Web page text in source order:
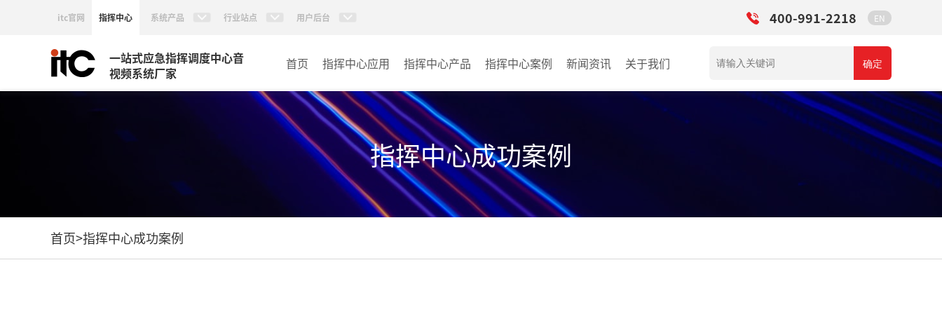
itc官网 指挥中心 系统产品 行业站点 用户后台 400-991-2218 EN
一站式应急指挥调度中心音
视频系统厂家
首页 指挥中心应用 指挥中心产品
KVM坐席管理系统
AI智慧分布式系统
无感调度系统
AI指挥调度系统
指挥中心案例
政府指挥中心
大数据指挥中心
监控指挥中心
新闻资讯 关于我们 确定
指挥中心成功案例
首页>指挥中心成功案例